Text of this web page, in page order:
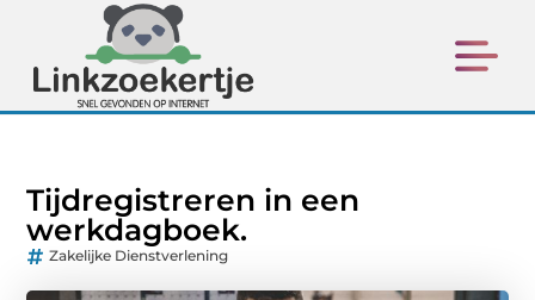
Tijdregistreren in een
werkdagboek.
Zakelijke Dienstverlening